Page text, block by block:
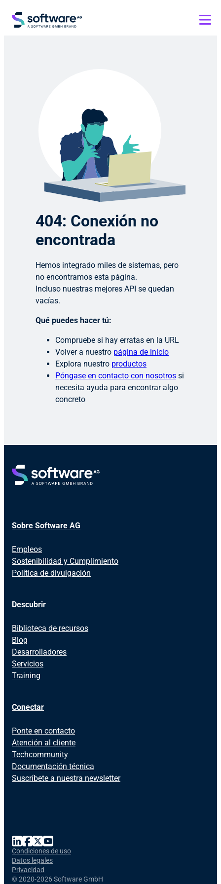
404: Conexión no
encontrada
Hemos integrado miles de sistemas, pero
no encontramos esta página.
Incluso nuestras mejores API se quedan
vacías.
Qué puedes hacer tú:
Compruebe si hay erratas en la URL
Volver a nuestro página de inicio
Explora nuestro productos
Póngase en contacto con nosotros si
necesita ayuda para encontrar algo
concreto
Sobre Software AG
Empleos
Sostenibilidad y Cumplimiento
Política de divulgación
Descubrir
Biblioteca de recursos
Blog
Desarrolladores
Servicios
Training
Conectar
Ponte en contacto
Atención al cliente
Techcommunity
Documentación técnica
Suscríbete a nuestra newsletter
©2020-2026 Software GmbH
Condiciones de uso
Datos legales
Privacidad